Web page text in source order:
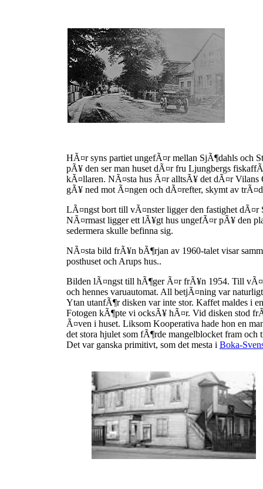
Johanssons
HÃ¤r syns partiet ungefÃ¤r mellan SjÃ¶dahls och
pÃ¥ den ser man huset dÃ¤r fru Ljungbergs
kÃ¤llaren. NÃ¤sta hus Ã¤r alltsÃ¥ det dÃ¤r Vilans
gÃ¥ ned mot Ã¤ngen och dÃ¤refter, skymt av
LÃ¤ngst bort till vÃ¤nster ligger den fastighet
NÃ¤rmast ligger ett lÃ¥gt hus ungefÃ¤r pÃ¥ den
sedermera skulle befinna sig.
NÃ¤sta bild frÃ¥n bÃ¶rjan av 1960-talet visar
posthuset och Arups hus..
Bilden lÃ¤ngst till hÃ¶ger Ã¤r frÃ¥n 1954. Till
och hennes varuautomat. All betjÃ¤ning var
Ytan utanfÃ¶r disken var inte stor. Kaffet maldes i
Fotogen kÃ¶pte vi ocksÃ¥ hÃ¤r. Vid disken stod
Ã¤ven i huset. Liksom Kooperativa hade hon en
det stora hjulet som fÃ¶rde mangelblocket fram
Det var ganska primitivt, som det mesta i Boka-